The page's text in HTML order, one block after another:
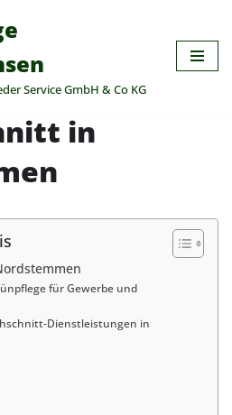
Service GmbH & Co KG
in
für Gewerbe und
Dienstleistungen in